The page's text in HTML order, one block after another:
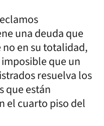
una deuda que
en su totalidad,
que un
resuelva los
que están
el cuarto piso del